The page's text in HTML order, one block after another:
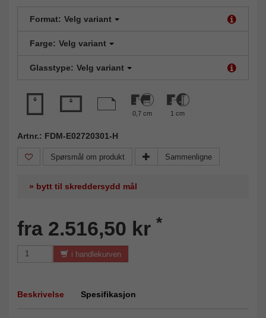
Format: Velg variant
Farge: Velg variant
Glasstype: Velg variant
0,7 cm 1 cm
Artnr.: FDM-E02720301-H
Spørsmål om produkt Sammenligne
» bytt til skreddersydd mål
fra 2.516,50 kr *
i handlekurven
Beskrivelse Spesifikasjon